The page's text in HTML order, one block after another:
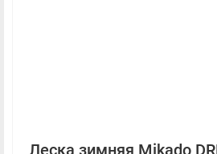
Леска зимняя Mikado